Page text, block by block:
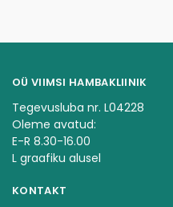
OÜ VIIMSI HAMBAKLIINIK
Tegevusluba nr. L04228
Oleme avatud:
E-R 8.30-16.00
L graafiku alusel
KONTAKT